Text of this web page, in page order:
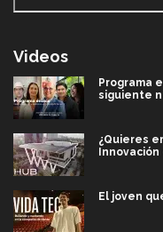
Videos
Programa
siguiente
¿Quieres
El joven